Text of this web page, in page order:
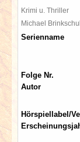
Krimi u. Thriller
Michael
Serienname
Folge Nr.
Autor
Hörspiellabel/